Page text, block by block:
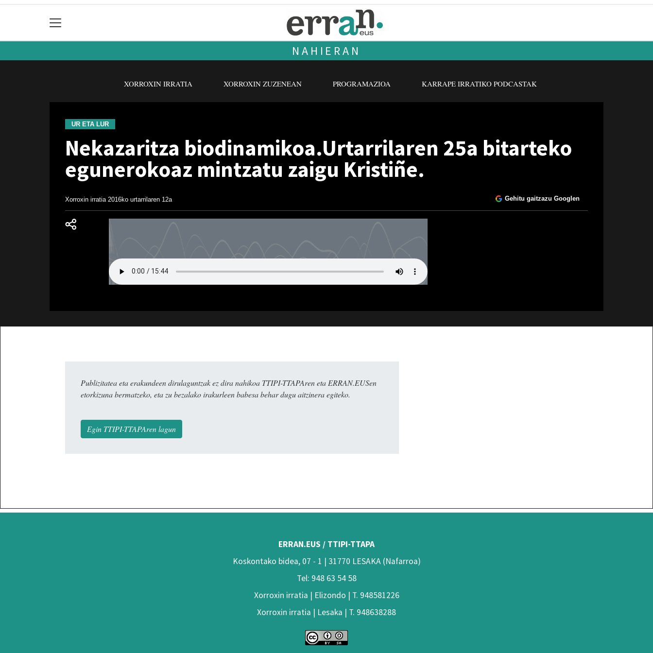
NAHIERAN
XORROXIN IRRATIA XORROXIN ZUZENEAN PROGRAMAZIOA KARRAPE IRRATIKO PODCASTAK
UR ETA LUR
Nekazaritza biodinamikoa.Urtarrilaren 25a bitarteko
egunerokoaz mintzatu zaigu Kristiñe.
Xorroxin irratia 2016ko urtarrilaren 12a Gehitu gaitzazu Googlen
Publizitatea eta erakundeen dirulaguntzak ez dira nahikoa TTIPI-TTAPAren eta ERRAN.EUSen
etorkizuna bermatzeko, eta zu bezalako irakurleen babesa behar dugu aitzinera egiteko.
Egin TTIPI-TTAPAren lagun
ERRAN.EUS / TTIPI-TTAPA
Koskontako bidea, 07 - 1 | 31770 LESAKA (Nafarroa)
Tel: 948 63 54 58
Xorroxin irratia | Elizondo | T. 948581226
Xorroxin irratia | Lesaka | T. 948638288